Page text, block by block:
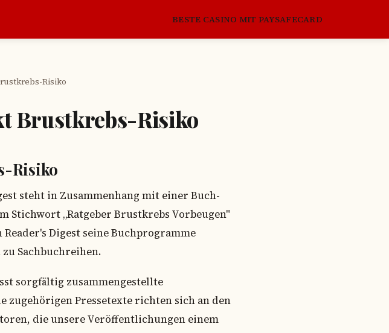
BESTE CASINO MIT PAYSAFECARD
Risiko
Brustkrebs-Risiko
Risiko
steht in Zusammenhang mit einer Buch-
Stichwort „Ratgeber Brustkrebs Vorbeugen"
Digest seine Buchprogramme
Sachbuchreihen.
sorgfältig zusammengestellte
zugehörigen Pressetexte richten sich an den
die unsere Veröffentlichungen einem